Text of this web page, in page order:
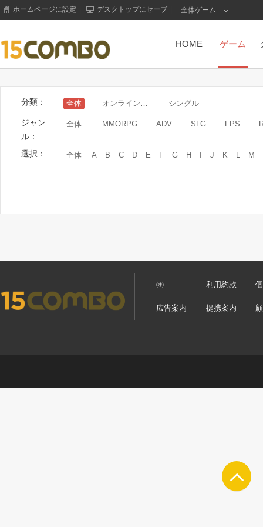
ホームページに設定 デスクトップにセーブ 全体ゲーム
HOME ゲーム
分類： 全体 シングル
ジャン
ル：
全体 MMORPG ADV SLG FPS
選択： 全体 A B C D E F G H I J K L M
㈱ 利用約款
広告案内 提携案内